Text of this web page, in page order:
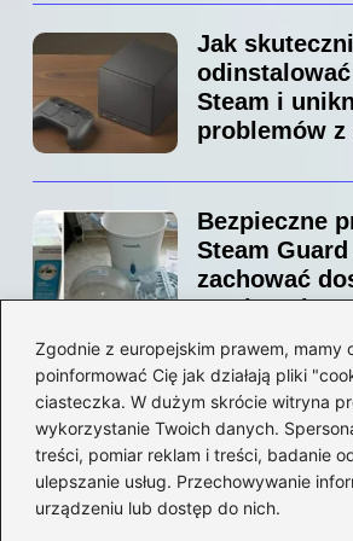
Zgodnie z europejskim prawem, mamy
poinformować Cię jak działają pliki
ciasteczka. W dużym skrócie witryna
wykorzystanie Twoich danych.
treści, pomiar reklam i treści, badanie
ulepszanie usług. Przechowywanie
urządzeniu lub dostęp do nich.
Jak
Steam i
problemów z
Bezpieczne
Steam
zachować
swojego
Jak bez
adres email
prosty
kroku